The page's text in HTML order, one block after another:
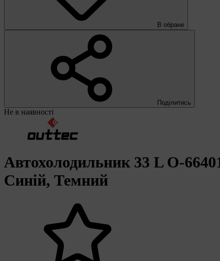
В обране
Поділитись
Не в наявності
Автохолодильник 33 L O-
Синій, Темний